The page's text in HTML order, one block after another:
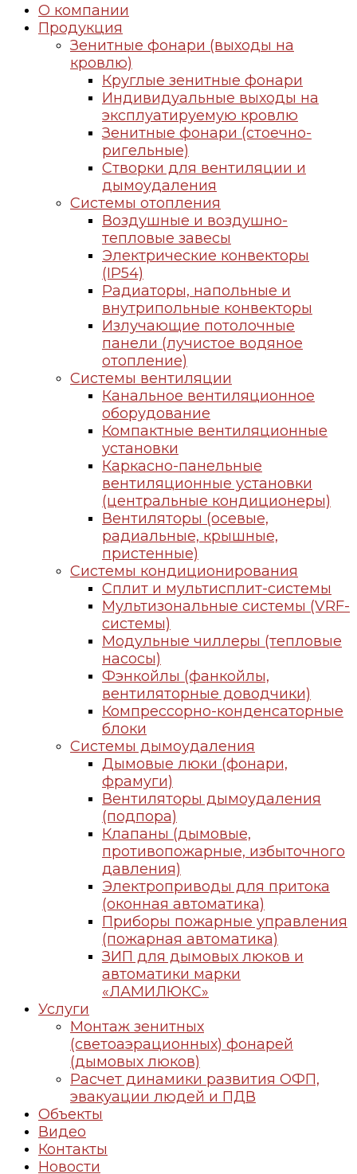
О компании
Продукция
Зенитные фонари (выходы на
кровлю)
Круглые зенитные фонари
Индивидуальные выходы на
эксплуатируемую кровлю
Зенитные фонари (стоечно-
ригельные)
Створки для вентиляции и
дымоудаления
Системы отопления
Воздушные и воздушно-
тепловые завесы
Электрические конвекторы
(IP54)
Радиаторы, напольные и
внутрипольные конвекторы
Излучающие потолочные
панели (лучистое водяное
отопление)
Системы вентиляции
Канальное вентиляционное
оборудование
Компактные вентиляционные
установки
Каркасно-панельные
вентиляционные установки
(центральные кондиционеры)
Вентиляторы (осевые,
радиальные, крышные,
пристенные)
Системы кондиционирования
Сплит и мультисплит-системы
Мультизональные системы (VRF-
системы)
Модульные чиллеры (тепловые
насосы)
Фэнкойлы (фанкойлы,
вентиляторные доводчики)
Компрессорно-конденсаторные
блоки
Системы дымоудаления
Дымовые люки (фонари,
фрамуги)
Вентиляторы дымоудаления
(подпора)
Клапаны (дымовые,
противопожарные, избыточного
давления)
Электроприводы для притока
(оконная автоматика)
Приборы пожарные управления
(пожарная автоматика)
ЗИП для дымовых люков и
автоматики марки
«ЛАМИЛЮКС»
Услуги
Монтаж зенитных
(светоаэрационных) фонарей
(дымовых люков)
Расчет динамики развития ОФП,
эвакуации людей и ПДВ
Объекты
Видео
Контакты
Новости